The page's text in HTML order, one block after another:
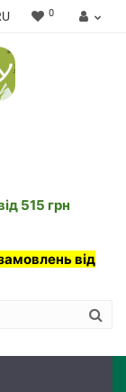
0
515 грн
від